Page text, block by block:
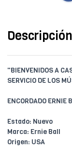
Descripción
"BIENVENIDOS A
SERVICIO DE LOS
ENCORDADO
Estado: Nuevo
Marca: Ernie Ball
Origen: USA